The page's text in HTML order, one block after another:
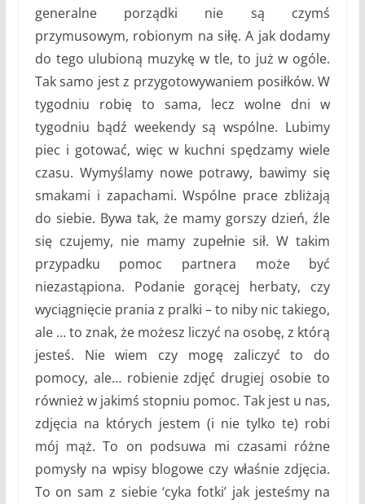
generalne porządki nie są czymś
przymusowym, robionym na siłę. A jak dodamy
do tego ulubioną muzykę w tle, to już w ogóle.
Tak samo jest z przygotowywaniem posiłków. W
tygodniu robię to sama, lecz wolne dni w
tygodniu bądź weekendy są wspólne. Lubimy
piec i gotować, więc w kuchni spędzamy wiele
czasu. Wymyślamy nowe potrawy, bawimy się
smakami i zapachami. Wspólne prace zbliżają
do siebie. Bywa tak, że mamy gorszy dzień, źle
się czujemy, nie mamy zupełnie sił. W takim
przypadku pomoc partnera może być
niezastąpiona. Podanie gorącej herbaty, czy
wyciągnięcie prania z pralki – to niby nic takiego,
ale … to znak, że możesz liczyć na osobę, z którą
jesteś. Nie wiem czy mogę zaliczyć to do
pomocy, ale… robienie zdjęć drugiej osobie to
również w jakimś stopniu pomoc. Tak jest u nas,
zdjęcia na których jestem (i nie tylko te) robi
mój mąż. To on podsuwa mi czasami różne
pomysły na wpisy blogowe czy właśnie zdjęcia.
To on sam z siebie ‘cyka fotki’ jak jesteśmy na